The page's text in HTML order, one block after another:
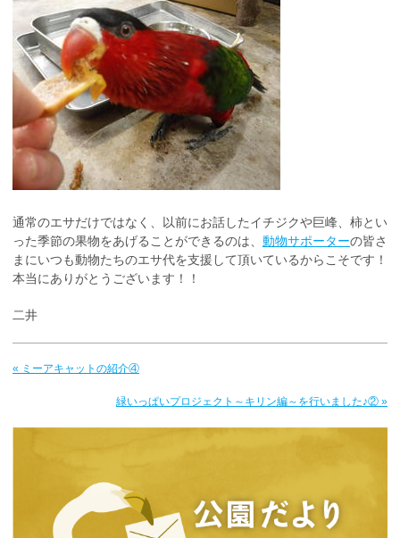
通常のエサだけではなく、以前にお話したイチジクや巨峰、柿とい
った季節の果物をあげることができるのは、 動物サポーターの皆さ
まにいつも動物たちのエサ代を支援して頂いているからこそです！
本当にありがとうございます！！
二井
« ミーアキャットの紹介④
緑いっぱいプロジェクト～キリン編～を行いました♪② »